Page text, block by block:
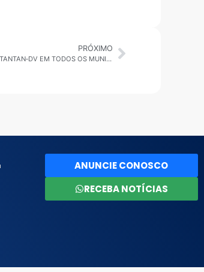
PRÓXIMO
GOVERNO DE SP INICIA CAMPANHA DE VACINAÇÃO COM BUTANTAN‑DV EM TODOS OS MUNICÍPIOS
ANUNCIE CONOSCO
RECEBA NOTÍCIAS